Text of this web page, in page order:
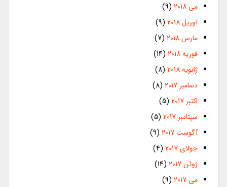
می 2018
(9)
آوریل 2018
(9)
مارس 2018
(7)
فوریه 2018
(14)
ژانویه 2018
(8)
دسامبر 2017
(8)
اکتبر 2017
(5)
سپتامبر 2017
(5)
آگوست 2017
(9)
جولای 2017
(4)
ژوئن 2017
(14)
می 2017
(9)